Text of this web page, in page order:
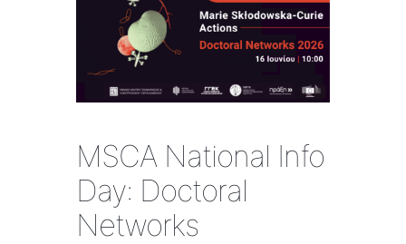
MSCA National Ιnfo
Day: Doctoral
Networks